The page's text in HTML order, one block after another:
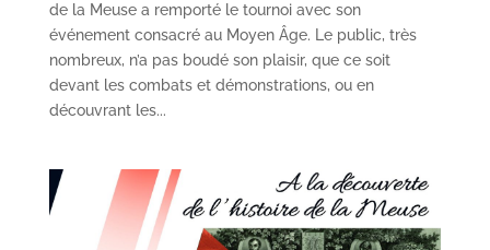
de la Meuse a remporté le tournoi avec son
événement consacré au Moyen Âge. Le public, très
nombreux, n’a pas boudé son plaisir, que ce soit
devant les combats et démonstrations, ou en
découvrant les...